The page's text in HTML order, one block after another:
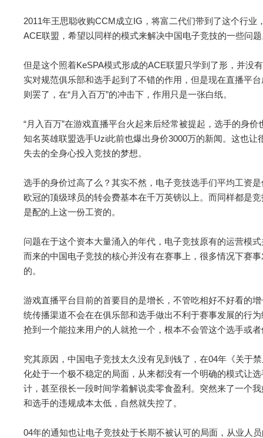
2011年王思聪收购CCM成立IG，将富二代们带到了这个行
ACE联盟，希望以同样的模式来解决中国电子竞技的一些问
但是这个照着KeSPA模式形成的ACE联盟只学到了形，并没
实对规范俱乐部和选手起到了不错的作用，但是现在直播平
则罢了，在“月入百万”的冲击下，作用只是一张白纸。
“月入百万”在游戏直播平台火起来后经常被提起，选手的身
知名英雄联盟选手Uzi此前也爆出身价3000万的新闻。这也
失去的全身心投入竞技的梦想。
选手的身价过高了么？其实不然，电子竞技选手们平均工资
欧冠的顶级球员的转会费基本在千万英镑以上。而同样都是
是配的上这一份工资的。
问题在于这个资本大量涌入的年代，电子竞技原有的运营模
而来的中国电子竞技的核心并没有在赛事上，很多情况下赛
的。
游戏直播平台目前的首要目的是增长，不管吃相好不好看的
统传播渠道不会在在俱乐部和选手做出不利于赛事发展的行
抢到一个能拉来用户的人就抢一个，根本不会管这个选手或
究其原因，中国电子竞技太久没有见到钱了，在04年《关于
化处于一个极不稳定的局面，从来都没有一个明确的模式让
计，甚至很长一段时间学着解说卖零食盈利。突然来了一个
和选手的违规成本太低，自然就失控了。
04年的通知也让电子竞技处于长期不被认可的局面，从业人